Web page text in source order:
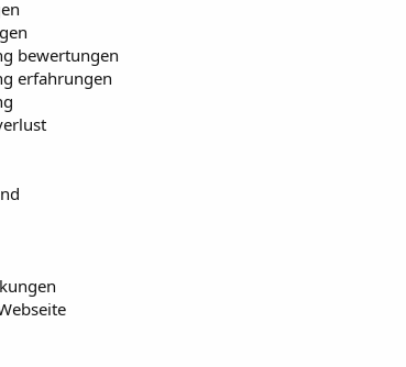
bewertungen
erfahrungen